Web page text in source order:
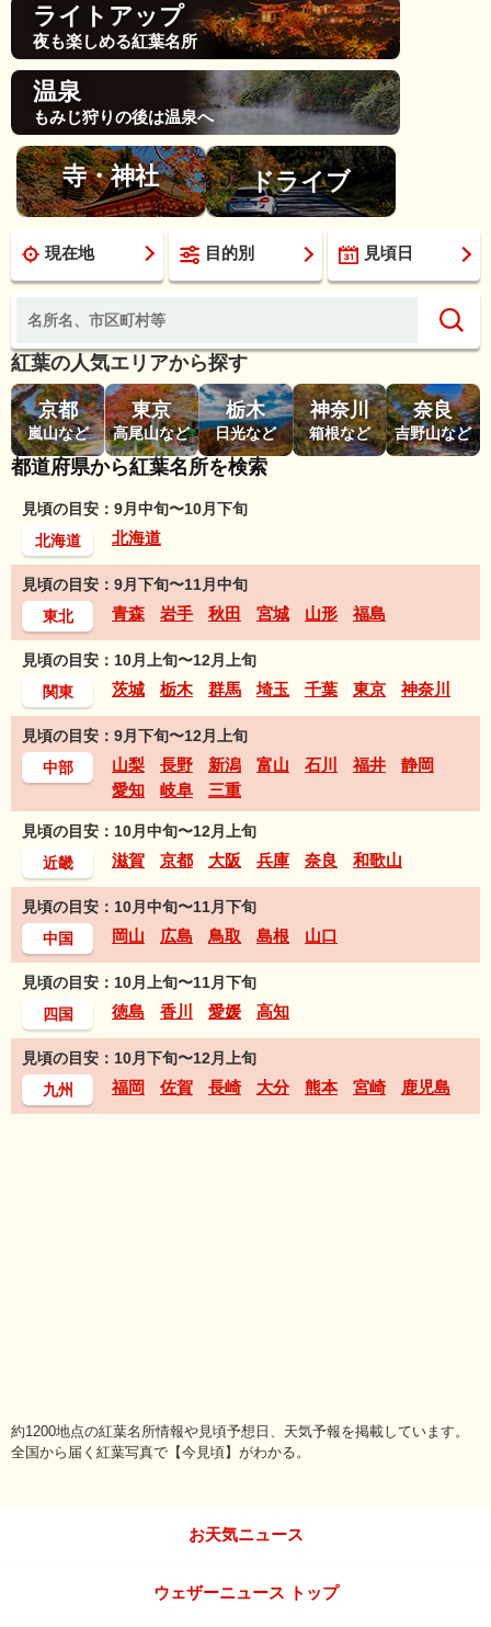
ライトアップ
夜も楽しめる紅葉名所
温泉
もみじ狩りの後は温泉へ
寺・神社 ドライブ
現在地 目的別 見頃日
紅葉の人気エリアから探す
京都
嵐山など
東京
高尾山など
栃木
日光など
神奈川
箱根など
奈良
吉野山など
都道府県から紅葉名所を検索
見頃の目安：9月中旬〜10月下旬
北海道
北海道
見頃の目安：9月下旬〜11月中旬
東北
青森 岩手 秋田 宮城 山形 福島
見頃の目安：10月上旬〜12月上旬
関東
茨城 栃木 群馬 埼玉 千葉 東京 神奈川
見頃の目安：9月下旬〜12月上旬
中部
山梨 長野 新潟 富山 石川 福井
静岡
愛知
岐阜 三重
見頃の目安：10月中旬〜12月上旬
近畿
滋賀 京都 大阪 兵庫 奈良 和歌山
見頃の目安：10月中旬〜11月下旬
中国
岡山 広島 鳥取 島根 山口
見頃の目安：10月上旬〜11月下旬
四国
徳島 香川 愛媛 高知
見頃の目安：10月下旬〜12月上旬
九州
福岡 佐賀 長崎 大分 熊本 宮崎 鹿児島
約1200地点の紅葉名所情報や見頃予想日、天気予報を掲載しています。
全国から届く紅葉写真で【今見頃】がわかる。
お天気ニュース
ウェザーニュース トップ